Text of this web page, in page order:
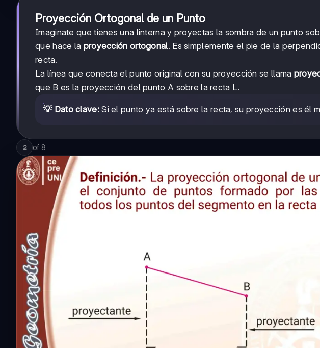
Proyección Ortogonal de un Punto
Imaginate que tienes una linterna y proyectas la sombra de un punto
que hace la proyección ortogonal. Es simplemente el pie de la
recta.
La línea que conecta el punto original con su proyección se llama
que B es la proyección del punto A sobre la recta L.
💡 Dato clave:Si el punto ya está sobre la recta, su proyección es él
2 of 8